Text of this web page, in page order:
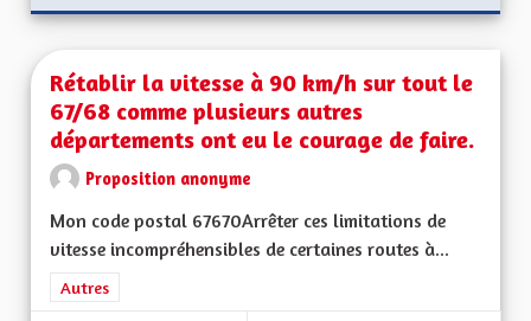
Rétablir la vitesse à 90 km/h sur tout le
67/68 comme plusieurs autres
départements ont eu le courage de faire.
Proposition anonyme
Mon code postal 67670Arrêter ces limitations de
vitesse incompréhensibles de certaines routes à...
Filtrer les résultats de la catégorie : Autres
Autres